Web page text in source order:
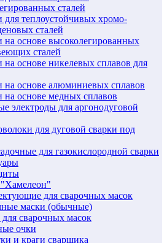
сталей
для теплоустойчивых хромо-
сталей
на основе высоколегированных
сталей
на основе никелевых сплавов для
на основе алюминиевых сплавов
на основе медных сплавов
электроды для аргонодуговой
для дуговой сварки под
для газокислородной сварки
для сварочных масок
маски (обычные)
для сварочных масок
очки
и краги сварщика